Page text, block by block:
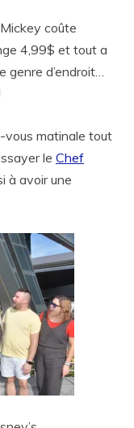
coûte
4,99$ et tout a
d’endroit…
vous matinale tout
le Chef
à avoir une